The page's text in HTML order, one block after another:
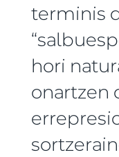
terminis
hori
onartzen